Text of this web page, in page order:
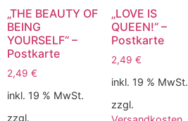
„THE BEAUTY OF
BEING
YOURSELF“ –
Postkarte
2,49 €
inkl. 19 % MwSt.
zzgl.
„LOVE IS
QUEEN!“ –
Postkarte
2,49 €
inkl. 19 % MwSt.
zzgl.